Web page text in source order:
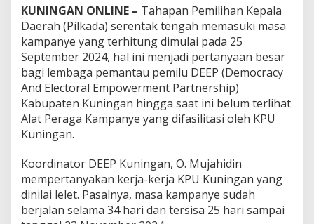
KUNINGAN ONLINE – Tahapan Pemilihan Kepala
Daerah (Pilkada) serentak tengah memasuki masa
kampanye yang terhitung dimulai pada 25
September 2024, hal ini menjadi pertanyaan besar
bagi lembaga pemantau pemilu DEEP (Democracy
And Electoral Empowerment Partnership)
Kabupaten Kuningan hingga saat ini belum terlihat
Alat Peraga Kampanye yang difasilitasi oleh KPU
Kuningan.
Koordinator DEEP Kuningan, O. Mujahidin
mempertanyakan kerja-kerja KPU Kuningan yang
dinilai lelet. Pasalnya, masa kampanye sudah
berjalan selama 34 hari dan tersisa 25 hari sampai